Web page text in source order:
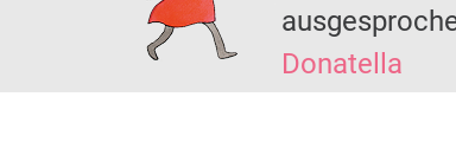
Donatella